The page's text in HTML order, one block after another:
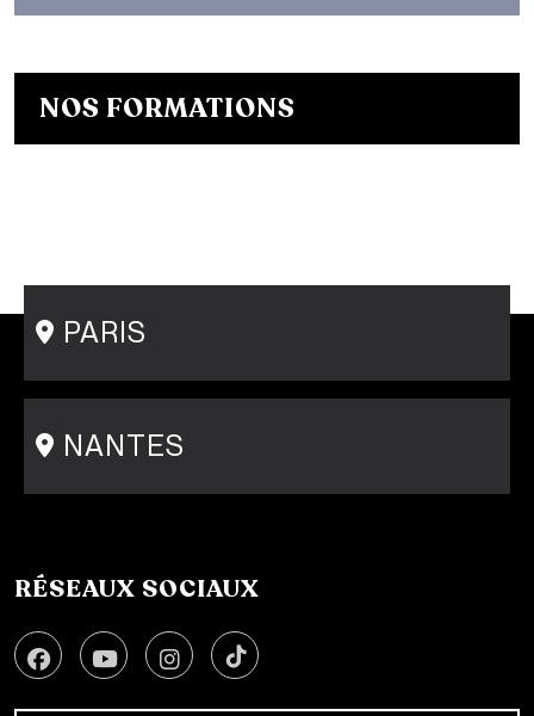
NOS FORMATIONS
Bachelor Designer de mode
PARIS
15 rue Gambey - 75011
+33 1 86 47 29 92
NANTES
31-33 rue Saint Léonard
RÉSEAUX SOCIAUX